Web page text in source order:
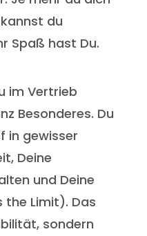
du
Spaß hast Du.
im Vertrieb
Besonderes. Du
in gewisser
Deine
und Deine
the Limit). Das
sondern